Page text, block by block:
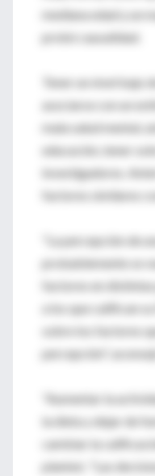
mediana edad y un
probó causalidad.
Tener un nivel bajo
asociarse con un
mala salud mental,
educación, tener
investigadores.
factores similares
"La percepción de
probablemente se
factores en
a los que califican
sobre los factores
percepción",
"Aumentar la
la dieta y dejar de
cambiar la
planteó. "Las